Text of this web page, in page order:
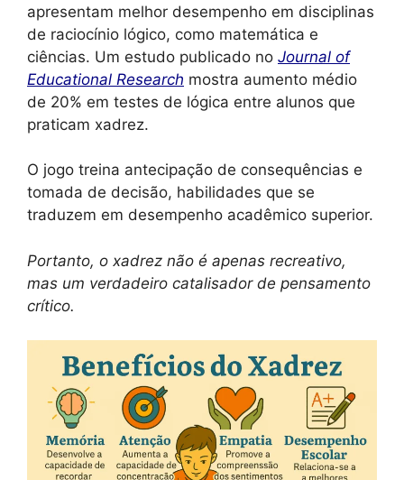
apresentam melhor desempenho em disciplinas
de raciocínio lógico, como matemática e
ciências. Um estudo publicado no Journal of
Educational Research mostra aumento médio
de 20% em testes de lógica entre alunos que
praticam xadrez.
O jogo treina antecipação de consequências e
tomada de decisão, habilidades que se
traduzem em desempenho acadêmico superior.
Portanto, o xadrez não é apenas recreativo,
mas um verdadeiro catalisador de pensamento
crítico.